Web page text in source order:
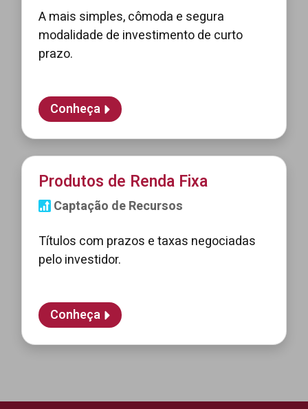
A mais simples, cômoda e segura
modalidade de investimento de curto
prazo.
Conheça
Produtos de Renda Fixa
Captação de Recursos
Títulos com prazos e taxas negociadas
pelo investidor.
Conheça